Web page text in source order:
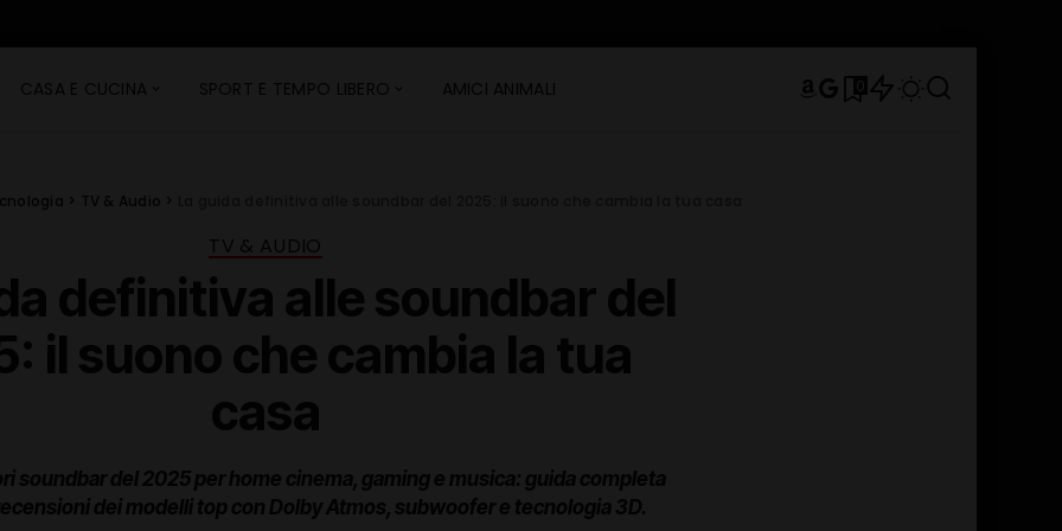
CASA E CUCINA SPORT E TEMPO LIBERO AMICI ANIMALI 0
> TV & Audio >
TV & AUDIO
definitiva alle soundbar del
il suono che cambia la tua
casa
soundbar del 2025 per home cinema, gaming e musica: guida completa
dei modelli top con Dolby Atmos, subwoofer e tecnologia 3D.